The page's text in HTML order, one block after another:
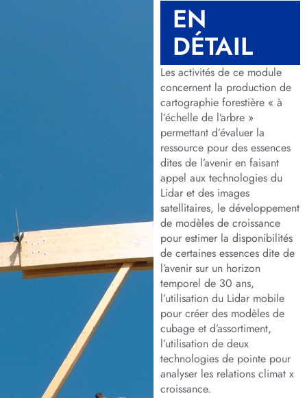
EN
DÉTAIL
Les activités de ce module
concernent la production de
cartographie forestière « à
l’échelle de l’arbre »
permettant d’évaluer la
ressource pour des essences
dites de l’avenir en faisant
appel aux technologies du
Lidar et des images
satellitaires, le développement
de modèles de croissance
pour estimer la disponibilités
de certaines essences dite de
l’avenir sur un horizon
temporel de 30 ans,
l’utilisation du Lidar mobile
pour créer des modèles de
cubage et d’assortiment,
l’utilisation de deux
technologies de pointe pour
analyser les relations climat x
croissance.